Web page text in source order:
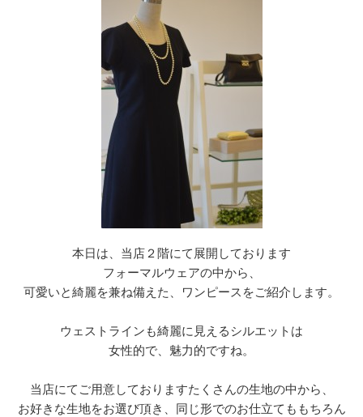
本日は、当店２階にて展開しております
フォーマルウェアの中から、
可愛いと綺麗を兼ね備えた、ワンピースをご紹介します。
ウェストラインも綺麗に見えるシルエットは
女性的で、魅力的ですね。
当店にてご用意しておりますたくさんの生地の中から、
お好きな生地をお選び頂き、同じ形でのお仕立てももちろん